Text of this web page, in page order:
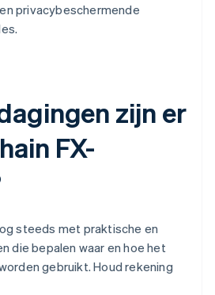
privacybeschermende
zijn er
FX-
steeds met praktische en
die bepalen waar en hoe het
gebruikt. Houd rekening